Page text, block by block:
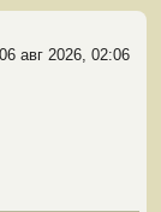
авг 2026, 02:06